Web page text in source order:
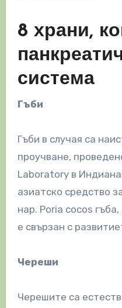
8 храни,
система
Гъби
Гъби в случая са
проучване,
Laboratory в
азиатско средство
нар. Poria cocos
е свързан с
Череши
Черешите са